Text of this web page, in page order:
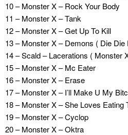
10 – Monster X – Rock Your Body
11 – Monster X – Tank
12 – Monster X – Get Up To Kill
13 – Monster X – Demons ( Die Die
14 – Scald – Lacerations ( Monster
15 – Monster X – Mc Eater
16 – Monster X – Erase
17 – Monster X – I’ll Make U My
18 – Monster X – She Loves Eating
19 – Monster X – Cyclop
20 – Monster X – Oktra